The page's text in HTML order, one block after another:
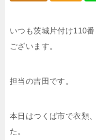
いつも茨城片付け110
ございます。
担当の吉田です。
本日はつくば市で衣類
た。